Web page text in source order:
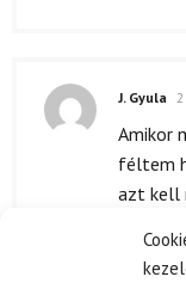
J. Gyula
Amikor
féltem
azt kell